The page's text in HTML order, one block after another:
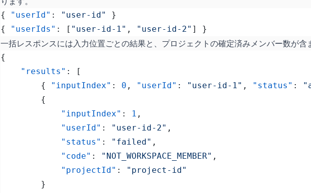
{ "userId" : "user-id"
}
{
"userIds" : [ "user-id-1" , "user-id-2" ] }
一括レスポンスには入力位置ごとの結果と、プロジェクトの確定済みメンバー数が含
{
	"results"
: [
		{
"inputIndex" : 0 , "userId" : "user-id-1" , "status" :
		{
			"inputIndex"
: 1 ,
			"userId"
: "user-id-2" ,
			"status"
: "failed" ,
			"code"
: "NOT_WORKSPACE_MEMBER" ,
			"projectId"
:
"project-id"
		}